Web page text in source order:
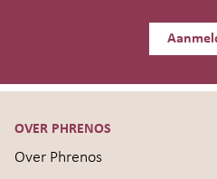
OVER PHRENOS
Over Phrenos